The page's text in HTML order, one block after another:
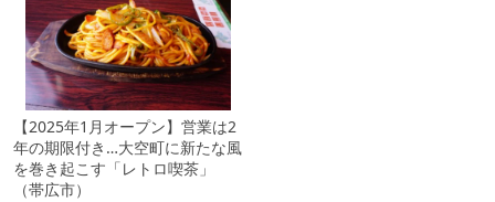
【2025年1月オープン】営業は2
年の期限付き…大空町に新たな風
を巻き起こす「レトロ喫茶」
（帯広市）